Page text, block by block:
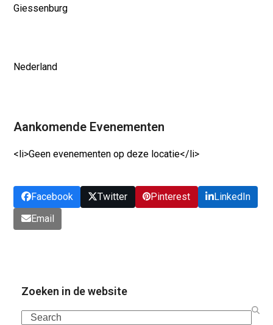
Giessenburg
Nederland
Aankomende Evenementen
<li>Geen evenementen op deze locatie</li>
Facebook Twitter Pinterest
LinkedIn
Email
Zoeken in de website
Search